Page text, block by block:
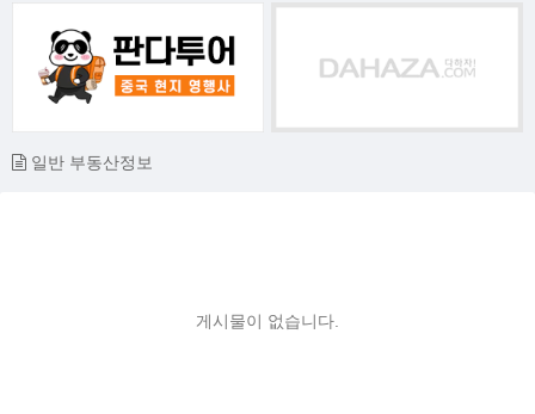
일반 부동산정보
게시물이 없습니다.